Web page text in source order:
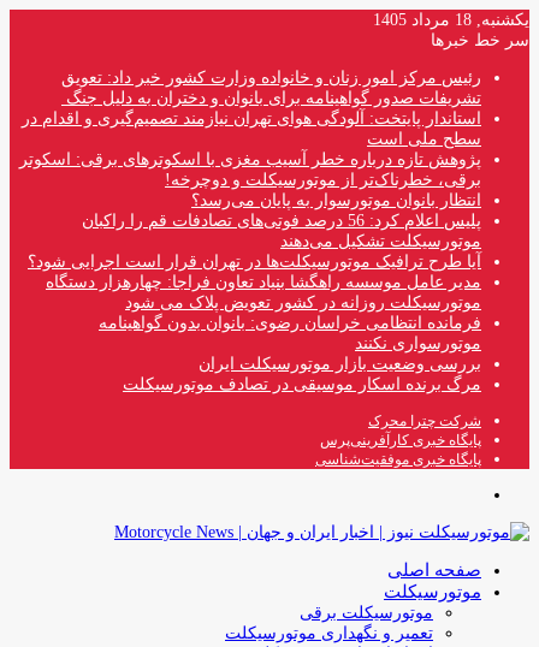
یکشنبه, 18 مرداد 1405
سر خط خبرها
رئیس مرکز امور زنان و خانواده وزارت کشور خبر داد: تعویق
تشریفات صدور گواهینامه برای بانوان و دختران به دلیل جنگ
استاندار پایتخت: آلودگی هوای تهران نیازمند تصمیم‌گیری و اقدام در
سطح ملی است
پژوهش تازه درباره خطر آسیب مغزی با اسکوترهای برقی: اسکوتر
برقی، خطرناک‌تر از موتورسیکلت و دوچرخه!
انتظار بانوان موتورسوار به پایان می‌رسد؟
پلیس اعلام کرد: 56 درصد فوتی‌های تصادفات قم را راکبان
موتورسیکلت تشکیل می‌دهند
آیا طرح ترافیک موتورسیکلت‌ها در تهران قرار است اجرایی شود؟
مدیر عامل موسسه راهگشا بنیاد تعاون فراجا: چهارهزار دستگاه
موتورسیکلت روزانه در کشور تعویض پلاک می شود
فرمانده انتظامی خراسان رضوی: بانوان بدون گواهینامه
موتورسواری نکنند
بررسی وضعیت بازار موتورسیکلت ایران
مرگ برنده اسکار موسیقی در تصادف موتورسیکلت
شرکت چترا محرک
پایگاه خبری کارآفرینی‌پرس
پایگاه خبری موفقیت‌شناسی
صفحه اصلی
موتورسیکلت
موتورسیکلت برقی
تعمیر و نگهداری موتورسیکلت